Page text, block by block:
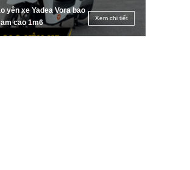
yên xe Yadea Vora bao
cao 1m6
Xem chi tiết